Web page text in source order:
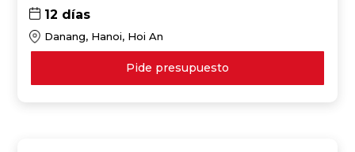
12 días
Danang, Hanoi, Hoi An
Pide presupuesto